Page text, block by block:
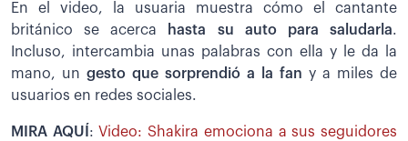
En el video, la usuaria muestra cómo el cantante
británico se acerca
hasta su auto para saludarla.
Incluso, intercambia unas palabras con ella y le da la
mano, un gesto que sorprendió a la fan y a miles de
usuarios en redes sociales.
MIRA AQUÍ : Video: Shakira emociona a sus seguidores